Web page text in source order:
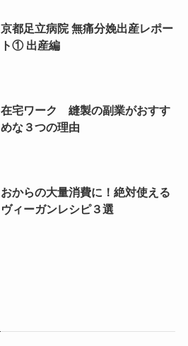
京都足立病院 無痛分娩出産レポー
ト① 出産編
在宅ワーク 縫製の副業がおすす
めな３つの理由
おからの大量消費に！絶対使える
ヴィーガンレシピ３選